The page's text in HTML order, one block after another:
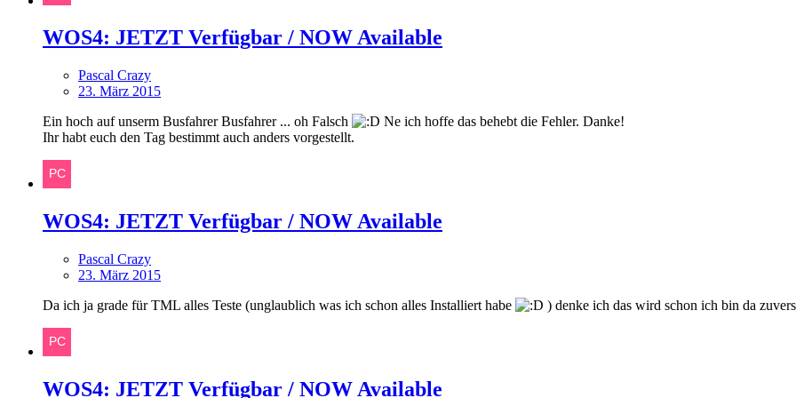
WOS4: JETZT Verfügbar / NOW Available
Pascal Crazy
23. März 2015
Ein hoch auf unserm Busfahrer Busfahrer ... oh Falsch
Ne ich hoffe das behebt die Fehler. Danke!
Ihr habt euch den Tag bestimmt auch anders vorgestellt.
WOS4: JETZT Verfügbar / NOW Available
Pascal Crazy
23. März 2015
Da ich ja grade für TML alles Teste (unglaublich was ich schon alles Installiert habe
) denke ich das wird schon ich bin da
WOS4: JETZT Verfügbar / NOW Available